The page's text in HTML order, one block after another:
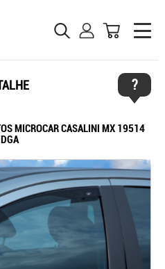
?
MICROCAR CASALINI MX 19514
DGA